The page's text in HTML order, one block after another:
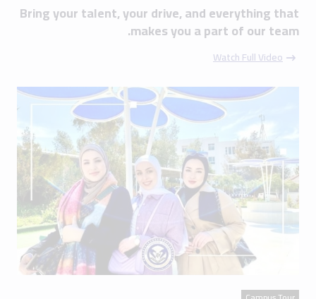
Bring your talent, your drive, and everything that
makes you a part of our team.
Watch Full Video